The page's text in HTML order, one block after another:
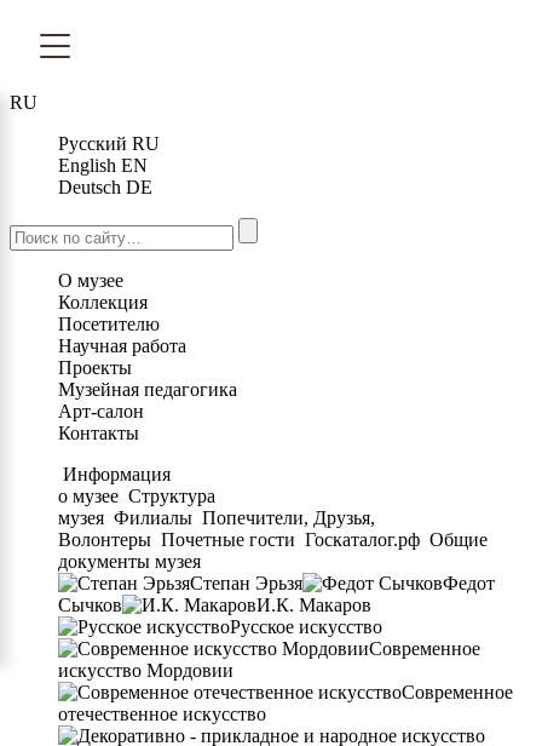
RU
Русский RU
English EN
Deutsch DE
О музее
Коллекция
Посетителю
Научная работа
Проекты
Музейная педагогика
Арт-салон
Контакты
Информация
о музее Структура
музея Филиалы Попечители, Друзья,
Волонтеры Почетные гости Госкаталог.рф Общие
документы музея
Степан Эрьзя
Федот
Сычков
И.К. Макаров
Русское искусство
Современное
искусство Мордовии
Современное
отечественное искусство